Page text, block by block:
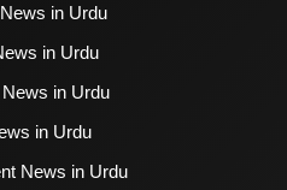
in Urdu
in Urdu
in Urdu
in Urdu
News in Urdu